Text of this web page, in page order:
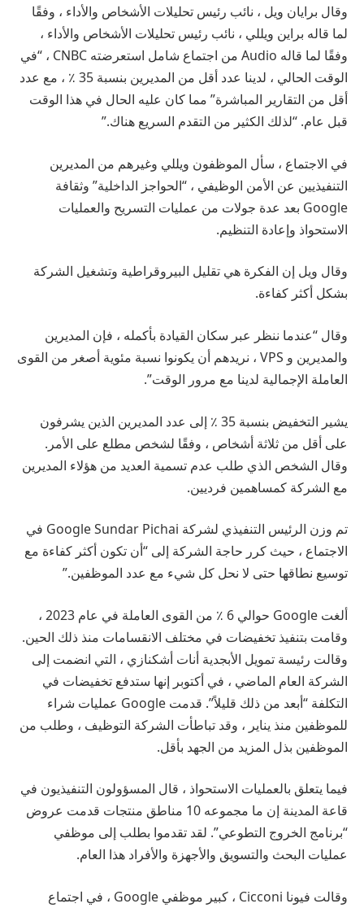
وقال برايان ويل ، نائب رئيس تحليلات الأشخاص والأداء ، وفقًا
لما قاله براين ويللي ، نائب رئيس تحليلات الأشخاص والأداء ،
وفقًا لما قاله Audio من اجتماع شامل استعرضته CNBC ، “في
الوقت الحالي ، لدينا عدد أقل من المديرين بنسبة 35 ٪ ، مع عدد
أقل من التقارير المباشرة” مما كان عليه الحال في هذا الوقت
قبل عام. “لذلك الكثير من التقدم السريع هناك.”
في الاجتماع ، سأل الموظفون ويللي وغيرهم من المديرين
التنفيذيين عن الأمن الوظيفي ، “الحواجز الداخلية” وثقافة
Google بعد عدة جولات من عمليات التسريح والعمليات
الاستحواذ وإعادة التنظيم.
وقال ويل إن الفكرة هي تقليل البيروقراطية وتشغيل الشركة
بشكل أكثر كفاءة.
وقال “عندما ننظر عبر سكان القيادة بأكمله ، فإن المديرين
والمديرين و VPS ، نريدهم أن يكونوا نسبة مئوية أصغر من القوى
العاملة الإجمالية لدينا مع مرور الوقت”.
يشير التخفيض بنسبة 35 ٪ إلى عدد المديرين الذين يشرفون
على أقل من ثلاثة أشخاص ، وفقًا لشخص مطلع على الأمر.
وقال الشخص الذي طلب عدم تسمية العديد من هؤلاء المديرين
مع الشركة كمساهمين فرديين.
تم وزن الرئيس التنفيذي لشركة Google Sundar Pichai في
الاجتماع ، حيث كرر حاجة الشركة إلى “أن تكون أكثر كفاءة مع
توسيع نطاقها حتى لا نحل كل شيء مع عدد الموظفين.”
ألغت Google حوالي 6 ٪ من القوى العاملة في عام 2023 ،
وقامت بتنفيذ تخفيضات في مختلف الانقسامات منذ ذلك الحين.
وقالت رئيسة تمويل الأبجدية أنات أشكنازي ، التي انضمت إلى
الشركة العام الماضي ، في أكتوبر إنها ستدفع تخفيضات في
التكلفة “أبعد من ذلك قليلاً”. قدمت Google عمليات شراء
للموظفين منذ يناير ، وقد تباطأت الشركة التوظيف ، وطلب من
الموظفين بذل المزيد من الجهد بأقل.
فيما يتعلق بالعمليات الاستحواذ ، قال المسؤولون التنفيذيون في
قاعة المدينة إن ما مجموعه 10 مناطق منتجات قدمت عروض
“برنامج الخروج التطوعي”. لقد تقدموا بطلب إلى موظفي
عمليات البحث والتسويق والأجهزة والأفراد هذا العام.
وقالت فيونا Cicconi ، كبير موظفي Google ، في اجتماع